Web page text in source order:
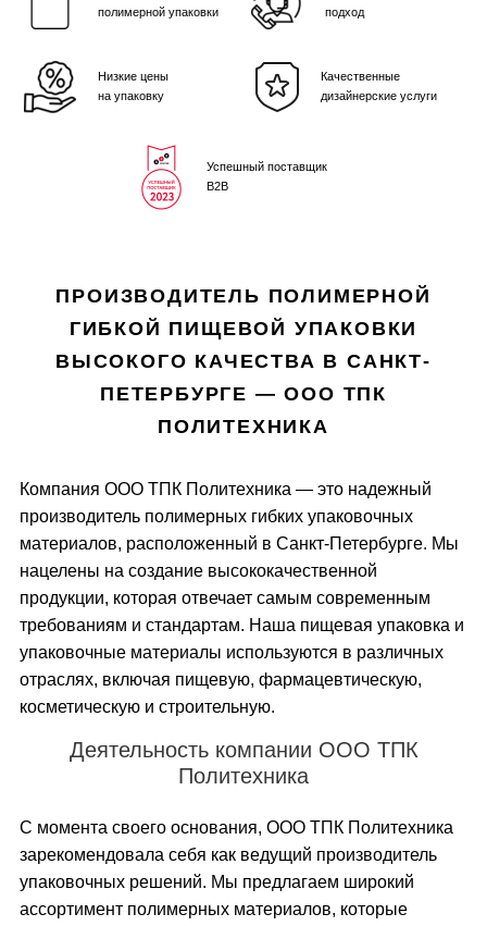
полимерной упаковки
подход
Низкие цены
на упаковку
Качественные
дизайнерские услуги
Успешный поставщик
B2B
ПРОИЗВОДИТЕЛЬ ПОЛИМЕРНОЙ
ГИБКОЙ ПИЩЕВОЙ УПАКОВКИ
ВЫСОКОГО КАЧЕСТВА В САНКТ-
ПЕТЕРБУРГЕ — ООО ТПК
ПОЛИТЕХНИКА
Компания ООО ТПК Политехника — это надежный
производитель полимерных гибких упаковочных
материалов, расположенный в Санкт-Петербурге. Мы
нацелены на создание высококачественной
продукции, которая отвечает самым современным
требованиям и стандартам. Наша пищевая упаковка и
упаковочные материалы используются в различных
отраслях, включая пищевую, фармацевтическую,
косметическую и строительную.
Деятельность компании ООО ТПК
Политехника
С момента своего основания, ООО ТПК Политехника
зарекомендовала себя как ведущий производитель
упаковочных решений. Мы предлагаем широкий
ассортимент полимерных материалов, которые